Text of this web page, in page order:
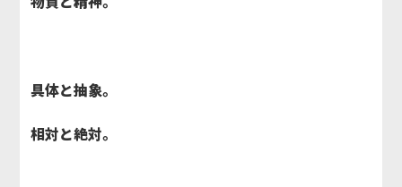
具体と抽象。
相対と絶対。